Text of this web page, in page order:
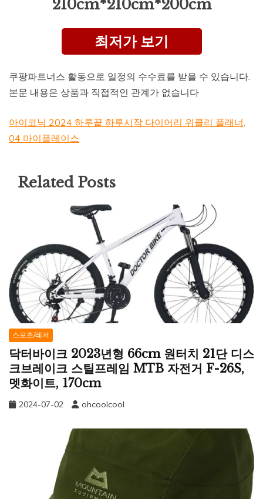
210cm*210cm*200cm
최저가 보기
쿠팡파트너스 활동으로 일정의 수수료를 받을 수 있습니다.
본문 내용은 상품과 직접적인 관계가 없습니다
아이코닉 2024 하루끝 하루시작 다이어리 위클리 플래너,
04 마이플레이스
Related Posts
스포츠/레저
닥터바이크 2023년형 66cm 원터치 21단 디스
크브레이크 스틸프레임 MTB 자전거 F-26S,
멧화이트, 170cm
2024-07-02 ohcoolcool